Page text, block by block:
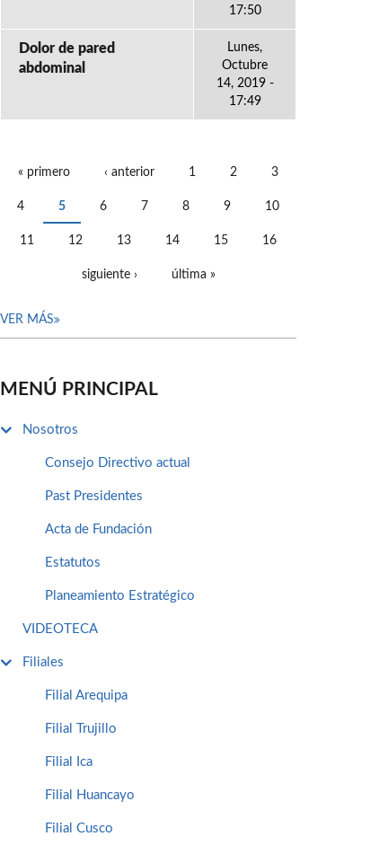
17:50
Dolor de pared
abdominal
Lunes,
Octubre
14, 2019 -
17:49
« primero ‹ anterior 1 2 3
4 5 6 7 8 9 10
11 12 13 14 15 16
siguiente › última »
VER MÁS
MENÚ PRINCIPAL
Nosotros
Consejo Directivo actual
Past Presidentes
Acta de Fundación
Estatutos
Planeamiento Estratégico
VIDEOTECA
Filiales
Filial Arequipa
Filial Trujillo
Filial Ica
Filial Huancayo
Filial Cusco